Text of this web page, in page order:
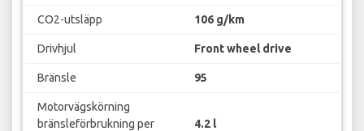
CO2-utsläpp 106 g/km
Drivhjul Front wheel drive
Bränsle 95
Motorvägskörning
bränsleförbrukning per
4.2 l